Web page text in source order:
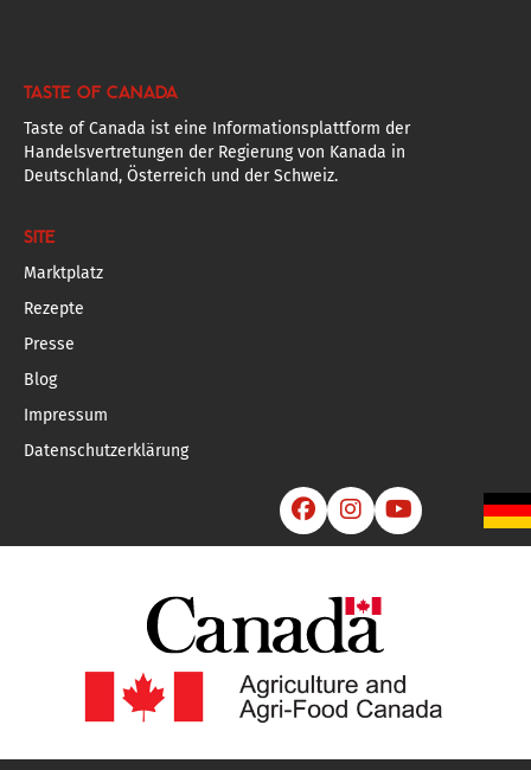
TASTE OF CANADA
Taste of Canada ist eine Informationsplattform der
Handelsvertretungen der Regierung von Kanada in
Deutschland, Österreich und der Schweiz.
SITE
Marktplatz
Rezepte
Presse
Blog
Impressum
Datenschutzerklärung
  